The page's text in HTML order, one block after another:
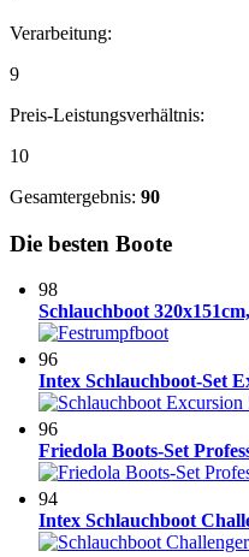
Verarbeitung:
9
Preis-Leistungsverhältnis:
10
Gesamtergebnis: 90
Die besten Boote
98
Schlauchboot
96
Intex Schlauchboot-Set
96
Friedola Boots-Set
94
Intex Schlauchboot